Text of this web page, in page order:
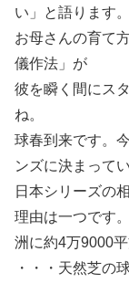
い」と語ります。
お母さんの育て
儀作法」が
彼を瞬く間にス
ね。
球春到来です。
ンズに決まって
日本シリーズの
理由は一つです
洲に約4万9000
・・・天然芝の